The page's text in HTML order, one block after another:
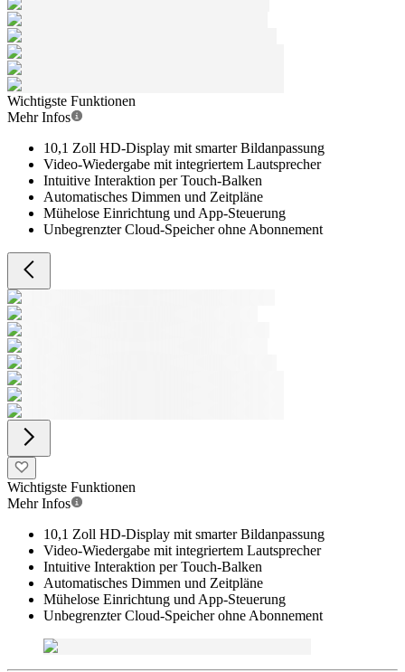
Wichtigste Funktionen
Mehr Infos
10,1 Zoll HD-Display mit smarter Bildanpassung
Video-Wiedergabe mit integriertem Lautsprecher
Intuitive Interaktion per Touch-Balken
Automatisches Dimmen und Zeitpläne
Mühelose Einrichtung und App-Steuerung
Unbegrenzter Cloud-Speicher ohne Abonnement
Wichtigste Funktionen
Mehr Infos
10,1 Zoll HD-Display mit smarter Bildanpassung
Video-Wiedergabe mit integriertem Lautsprecher
Intuitive Interaktion per Touch-Balken
Automatisches Dimmen und Zeitpläne
Mühelose Einrichtung und App-Steuerung
Unbegrenzter Cloud-Speicher ohne Abonnement